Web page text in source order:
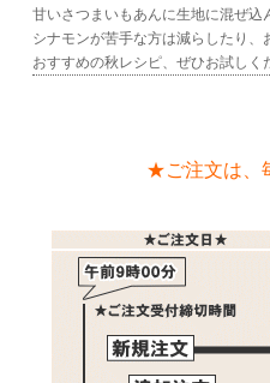
甘いさつまいもあんに生地に混ぜ
シナモンが苦手な方は減らしたり
おすすめの秋レシピ、ぜひお試しく
★ご注文は、